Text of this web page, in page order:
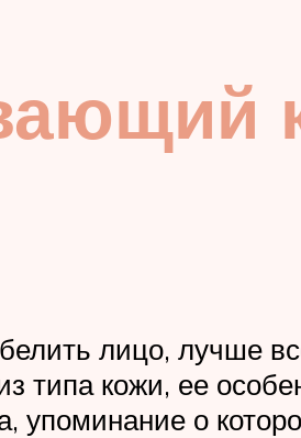
лицо, лучше
типа кожи, ее
упоминание о